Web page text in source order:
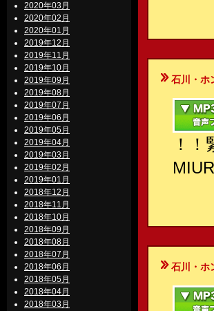
2020年03月
2020年02月
2020年01月
2019年12月
2019年11月
2019年10月
2019年09月
2019年08月
2019年07月
2019年06月
2019年05月
2019年04月
2019年03月
2019年02月
2019年01月
2018年12月
2018年11月
2018年10月
2018年09月
2018年08月
2018年07月
2018年06月
2018年05月
2018年04月
2018年03月
石川・ホ
！
石川・ホ